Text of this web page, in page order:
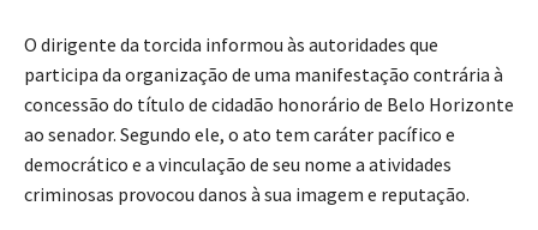
O dirigente da torcida informou às autoridades que
participa da organização de uma manifestação contrária à
concessão do título de cidadão honorário de Belo Horizonte
ao senador. Segundo ele, o ato tem caráter pacífico e
democrático e a vinculação de seu nome a atividades
criminosas provocou danos à sua imagem e reputação.